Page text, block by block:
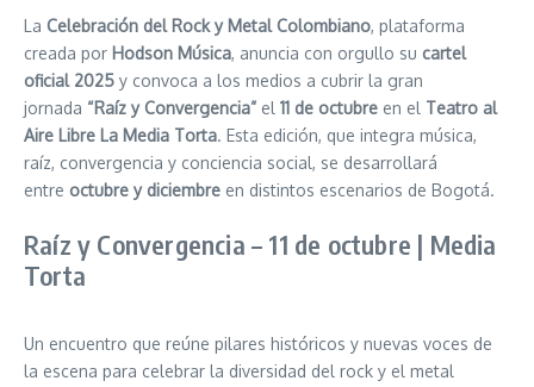
La Celebración del Rock y Metal Colombiano, plataforma
creada por Hodson Música, anuncia con orgullo su cartel
oficial 2025 y convoca a los medios a cubrir la gran
jornada “Raíz y Convergencia” el 11 de octubre en el Teatro al
Aire Libre La Media Torta. Esta edición, que integra música,
raíz, convergencia y conciencia social, se desarrollará
entre octubre y diciembre en distintos escenarios de Bogotá.
Raíz y Convergencia – 11 de octubre | Media
Torta
Un encuentro que reúne pilares históricos y nuevas voces de
la escena para celebrar la diversidad del rock y el metal